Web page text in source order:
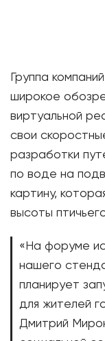
Группа
широкое
виртуальной
свои
разработки
по воде на
картину,
высоты
«На форуме
нашего
планирует
для жителей
Дмитрий